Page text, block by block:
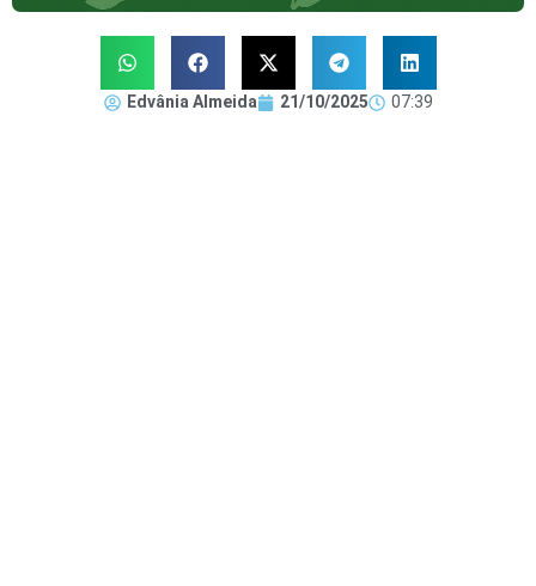
Edvânia Almeida 21/10/2025 07:39